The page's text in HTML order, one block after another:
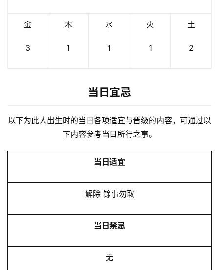
金
3
木
1
水
1
火
1
土
2
当日宜忌
以下为此人出生时的当日各项适宜与晋级的内容，可通过以
下内容参考当日所行之事。
当日适宜
解除 馀事勿取
当日禁忌
无